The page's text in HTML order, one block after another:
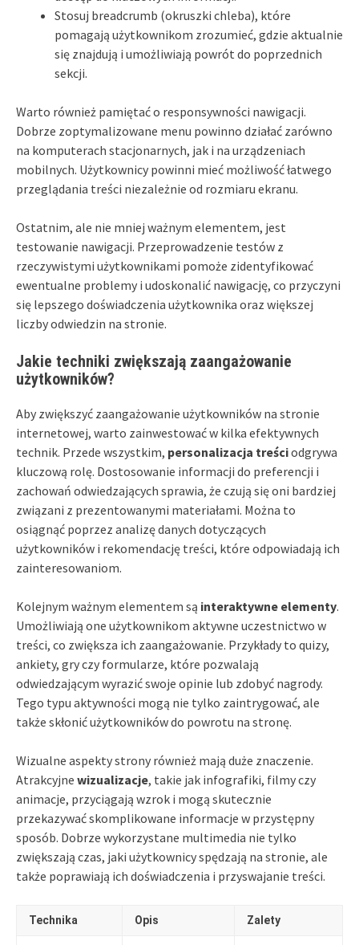
Stosuj breadcrumb (okruszki chleba), które
pomagają użytkownikom zrozumieć, gdzie aktualnie
się znajdują i umożliwiają powrót do poprzednich
sekcji.
Warto również pamiętać o responsywności nawigacji.
Dobrze zoptymalizowane menu powinno działać zarówno
na komputerach stacjonarnych, jak i na urządzeniach
mobilnych. Użytkownicy powinni mieć możliwość łatwego
przeglądania treści niezależnie od rozmiaru ekranu.
Ostatnim, ale nie mniej ważnym elementem, jest
testowanie nawigacji. Przeprowadzenie testów z
rzeczywistymi użytkownikami pomoże zidentyfikować
ewentualne problemy i udoskonalić nawigację, co przyczyni
się lepszego doświadczenia użytkownika oraz większej
liczby odwiedzin na stronie.
Jakie techniki zwiększają zaangażowanie
użytkowników?
Aby zwiększyć zaangażowanie użytkowników na stronie
internetowej, warto zainwestować w kilka efektywnych
technik. Przede wszystkim, personalizacja treściodgrywa
kluczową rolę. Dostosowanie informacji do preferencji i
zachowań odwiedzających sprawia, że czują się oni bardziej
związani z prezentowanymi materiałami. Można to
osiągnąć poprzez analizę danych dotyczących
użytkowników i rekomendację treści, które odpowiadają ich
zainteresowaniom.
Kolejnym ważnym elementem są interaktywne elementy.
Umożliwiają one użytkownikom aktywne uczestnictwo w
treści, co zwiększa ich zaangażowanie. Przykłady to quizy,
ankiety, gry czy formularze, które pozwalają
odwiedzającym wyrazić swoje opinie lub zdobyć nagrody.
Tego typu aktywności mogą nie tylko zaintrygować, ale
także skłonić użytkowników do powrotu na stronę.
Wizualne aspekty strony również mają duże znaczenie.
Atrakcyjne wizualizacje, takie jak infografiki, filmy czy
animacje, przyciągają wzrok i mogą skutecznie
przekazywać skomplikowane informacje w przystępny
sposób. Dobrze wykorzystane multimedia nie tylko
zwiększają czas, jaki użytkownicy spędzają na stronie, ale
także poprawiają ich doświadczenia i przyswajanie treści.
Technika Opis Zalety